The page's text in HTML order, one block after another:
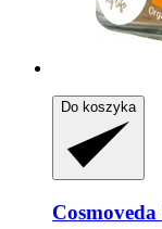
Do koszyka
Cosmoveda